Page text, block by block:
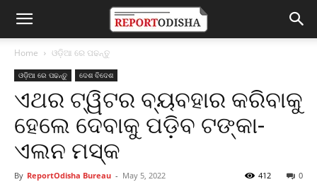
Home ଓଡ଼ିଆ ରେ ପଢନ୍ତୁ
ଓଡ଼ିଆ ରେ ପଢନ୍ତୁ ଦେଶ ବିଦେଶ
ଏଥର ଟ୍ୱିଟର ବ୍ୟବହାର କରିବାକୁ
ହେଲେ ଦେବାକୁ ପଡ଼ିବ ଟଙ୍କା-
ଏଲନ ମସ୍କ
By ReportOdisha Bureau - May 5, 2022 0
412